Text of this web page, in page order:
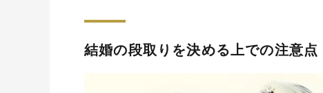
結婚の段取りを決める上での注意点